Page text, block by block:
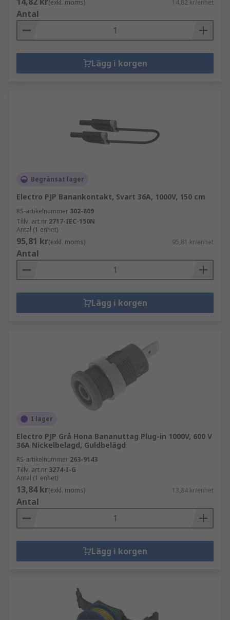
(exkl. moms) 14,82 kr/enhet
Antal
Lägg i korgen
Begränsat lager
Electro PJP Banankontakt, Svart 36A, 1000V, 150 cm
RS-artikelnummer 302-809
Tillv. art.nr 2717-IEC-150N
Antal (1 enhet)
95,81 kr(exkl. moms) 95,81 kr/enhet
Antal
Lägg i korgen
I lager
Electro PJP Grå Hona Bananuttag Plug-in 1000V, 600 V
36A Nickelbelagd, Guldbelägd
RS-artikelnummer 263-9143
Tillv. art.nr 3274-I-G
Antal (1 enhet)
13,84 kr(exkl. moms) 13,84 kr/enhet
Antal
Lägg i korgen